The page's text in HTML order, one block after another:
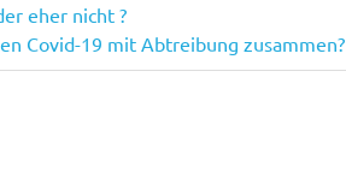
eher nicht ?
Covid-19 mit Abtreibung zusammen?